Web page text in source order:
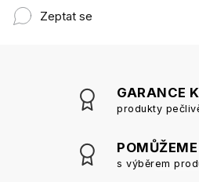
Zeptat se
GARANCE
produkty
s výběrem